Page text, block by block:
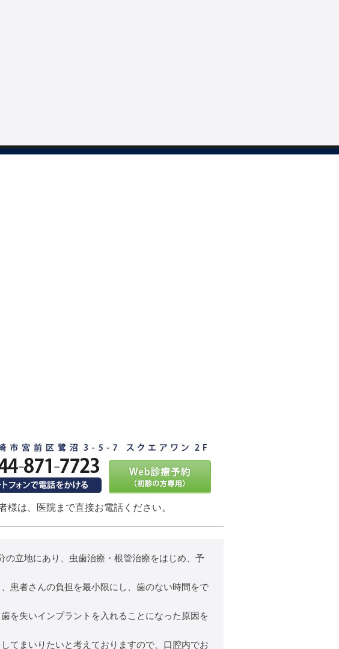
様は、医院まで直接お電話ください。
の立地にあり、虫歯治療・根管治療をはじめ、予
患者さんの負担を最小限にし、歯のない時間をで
を失いインプラントを入れることになった原因を
てまいりたいと考えておりますので、口腔内でお